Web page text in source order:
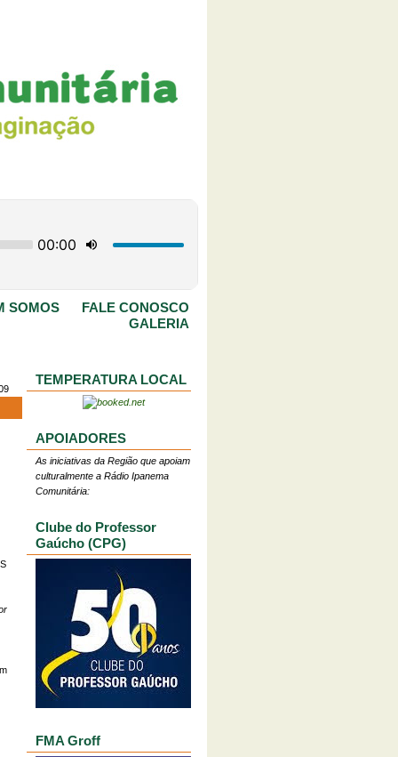
SOMOS
FALE CONOSCO
GALERIA
TEMPERATURA LOCAL
APOIADORES
As iniciativas da Região que apoiam
culturalmente a Rádio Ipanema
Comunitária:
Clube do Professor
Gaúcho (CPG)
FMA Groff